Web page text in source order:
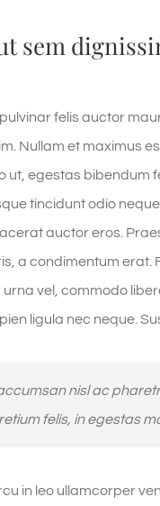
sem
felis auctor
Nullam et maximus
ut, egestas bibendum
tincidunt odio
auctor eros.
a condimentum erat.
vel, commodo
ligula nec neque.
nisl ac
felis, in egestas
in leo ullamcorper